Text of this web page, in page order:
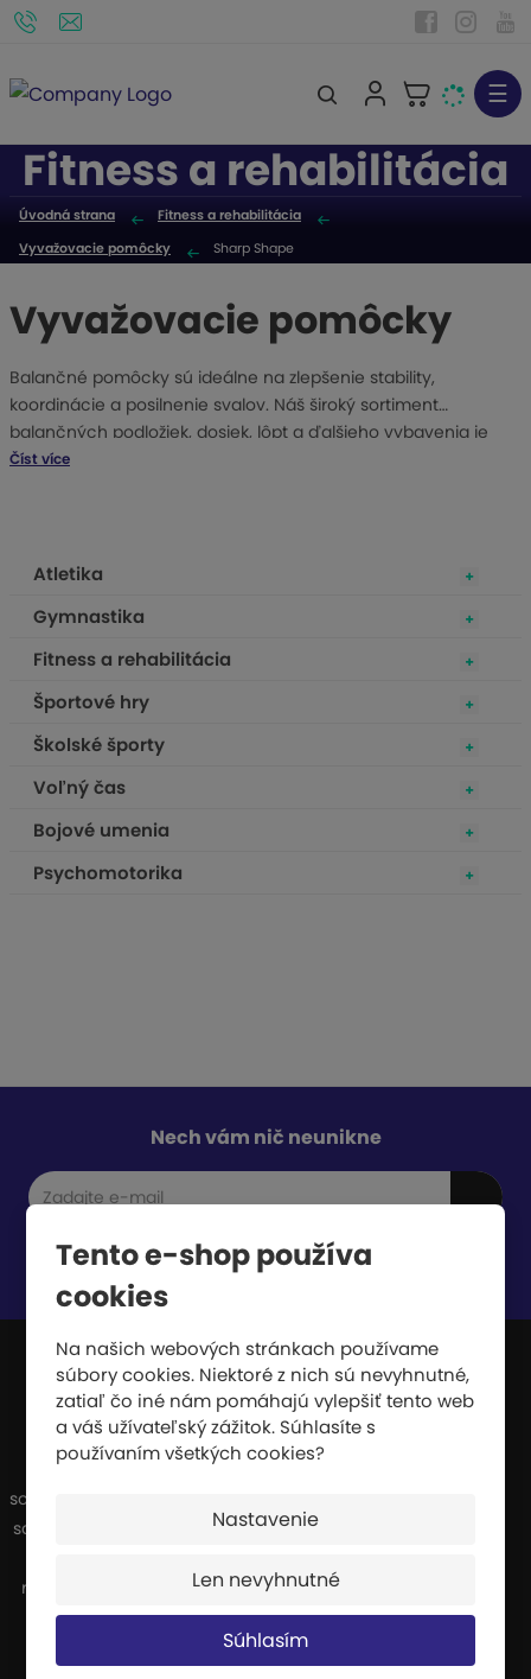
Tento e-shop používa
cookies
Na našich webových stránkach používame
súbory cookies. Niektoré z nich sú nevyhnutné,
zatiaľ čo iné nám pomáhajú vylepšiť tento web
a váš užívateľský zážitok. Súhlasíte s
používaním všetkých cookies?
Nastavenie
Len nevyhnutné
Súhlasím
h
ľ
v
n
i
e
☰
Fitness a rehabilitácia
Úvodná strana
Fitness a rehabilitácia
Vyvažovacie pomôcky
Sharp Shape
Vyvažovacie pomôcky
Balančné pomôcky sú ideálne na zlepšenie stability,
koordinácie a posilnenie svalov. Náš široký sortiment
balančných podložiek, dosiek, lôpt a ďalšieho vybavenia je
vhodný pre začiatočníkov aj pokročilých športovcov. Pomôcky
kondíciu. Zlepšite svoje zdravie a pohodu s našimi balančnými
Číst více
Atletika
Gymnastika
Fitness a rehabilitácia
Športové hry
Školské športy
Voľný čas
Bojové umenia
Psychomotorika
Nech vám nič neunikne
Súhlasím sospracovaním osobných údajov
JIPAST a.s.
Sme výrobcovia a dodávatelia širokého
sortimentu športových potrieb. Naša výroba
sa špecializuje najmä na dopadové plochy,
riziko pádu z výšky alebo pádu pri vysokej
rýchlosti.
Certifikáty